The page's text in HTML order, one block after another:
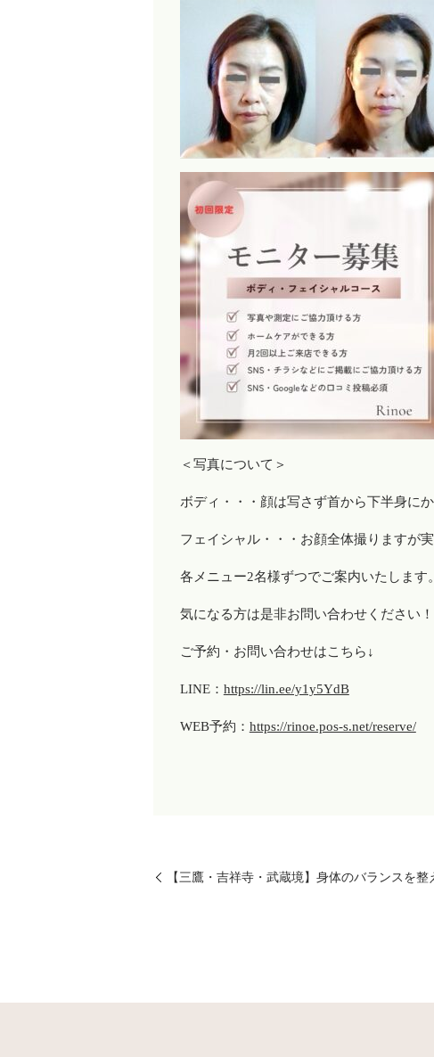
＜写真について＞
ボディ・・・顔は写さず首から下半身に
フェイシャル・・・お顔全体撮りますが
各メニュー2名様ずつでご案内いたします。
気になる方は是非お問い合わせください！
ご予約・お問い合わせはこちら↓
LINE： https://lin.ee/y1y5YdB
WEB予約： https://rinoe.pos-s.net/reserve/
【三鷹・吉祥寺・武蔵境】身体のバランスを